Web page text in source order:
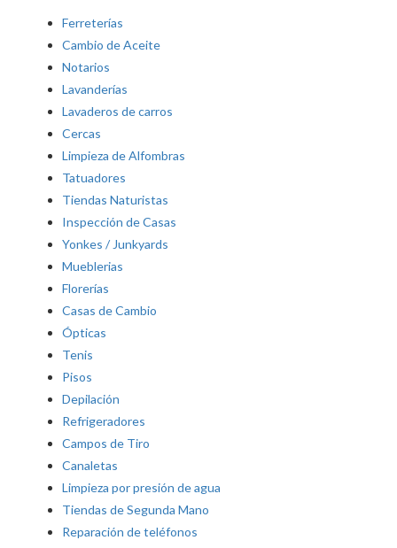
Ferreterías
Cambio de Aceite
Notarios
Lavanderías
Lavaderos de carros
Cercas
Limpieza de Alfombras
Tatuadores
Tiendas Naturistas
Inspección de Casas
Yonkes / Junkyards
Mueblerias
Florerías
Casas de Cambio
Ópticas
Tenis
Pisos
Depilación
Refrigeradores
Campos de Tiro
Canaletas
Limpieza por presión de agua
Tiendas de Segunda Mano
Reparación de teléfonos